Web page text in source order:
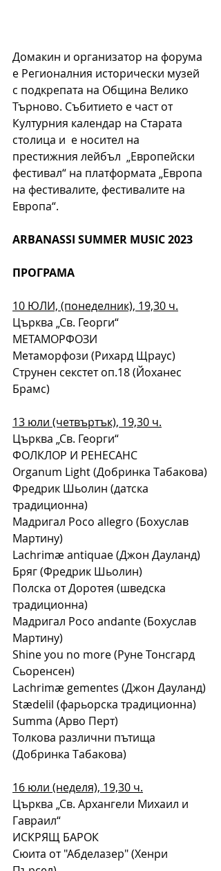
Домакин и организатор на форума
е Регионалния исторически музей
с подкрепата на Община Велико
Търново. Събитието е част от
Културния календар на Старата
столица и  е носител на
престижния лейбъл  „Европейски
фестивал“ на платформата „Европа
на фестивалите, фестивалите на
Европа“.
ARBANASSI SUMMER MUSIC 2023
ПРОГРАМА
10 ЮЛИ, (понеделник), 19,30 ч.
Църква „Св. Георги“
МЕТАМОРФОЗИ
Метаморфози (Рихард Щраус)
Струнен секстет оп.18 (Йоханес
Брамс)
13 юли (четвъртък), 19,30 ч.
Църква „Св. Георги“
ФОЛКЛОР И РЕНЕСАНС
Organum Light (Добринка Табакова)
Фредрик Шьолин (датска
традиционна)
Мадригал Poco allegro (Бохуслав
Мартину)
Lachrimæ antiquae (Джон Дауланд)
Бряг (Фредрик Шьолин)
Полска от Доротея (шведска
традиционна)
Мадригал Poco andante (Бохуслав
Мартину)
Shine you no more (Руне Тонсгард
Сьоренсен)
Lachrimæ gementes (Джон Дауланд)
Stædelil (фарьорска традиционна)
Summa (Арво Перт)
Толкова различни пътища
(Добринка Табакова)
16 юли (неделя), 19,30 ч.
Църква „Св. Архангели Михаил и
Гавраил“
ИСКРЯЩ БАРОК
Сюита от "Абделазер" (Хенри